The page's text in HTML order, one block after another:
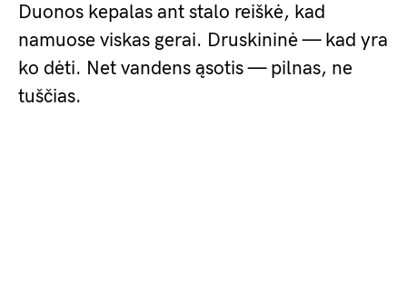
Duonos kepalas ant stalo reiškė, kad
namuose viskas gerai. Druskininė — kad yra
ko dėti. Net vandens ąsotis — pilnas, ne
tuščias.